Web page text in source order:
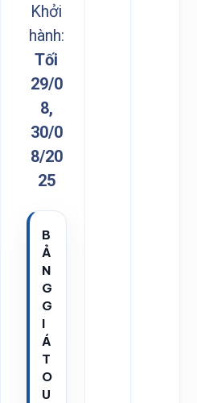
Khởi
hành:
Tối
29/0
8,
30/0
8/20
25
B
Ả
N
G
G
I
Á
T
O
U